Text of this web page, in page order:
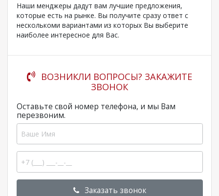
Наши менджеры дадут вам лучшие предложения,
которые есть на рынке. Вы получите сразу ответ с
несколькоми вариантами из которых Вы выберите
наиболее интересное для Вас.
ВОЗНИКЛИ ВОПРОСЫ? ЗАКАЖИТЕ
ЗВОНОК
Оставьте свой номер телефона, и мы Вам
перезвоним.
Заказать звонок